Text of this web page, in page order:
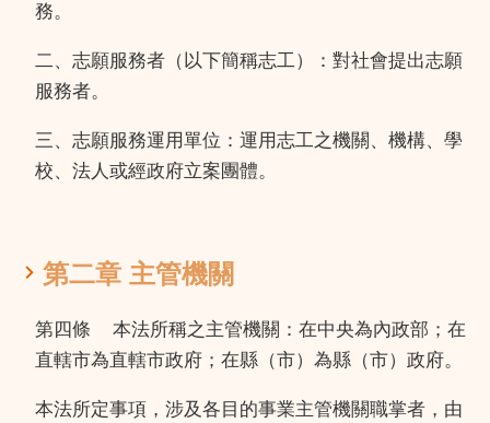
務。
二、志願服務者（以下簡稱志工）：對社會提出志願
服務者。
三、志願服務運用單位：運用志工之機關、機構、學
校、法人或經政府立案團體。
第二章 主管機關
第四條
本法所稱之主管機關：在中央為內政部；在
直轄市為直轄市政府；在縣（市）為縣（市）政府。
本法所定事項，涉及各目的事業主管機關職掌者，由